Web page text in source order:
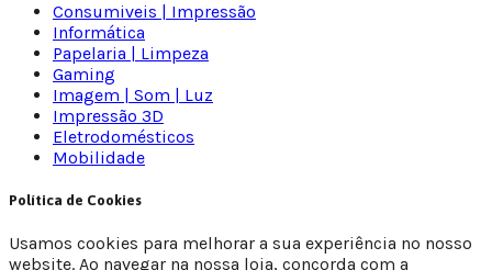
Consumiveis | Impressão
Informática
Papelaria | Limpeza
Gaming
Imagem | Som | Luz
Impressão 3D
Eletrodomésticos
Mobilidade
Política de Cookies
Usamos cookies para melhorar a sua experiência no nosso
website. Ao navegar na nossa loja, concorda com a